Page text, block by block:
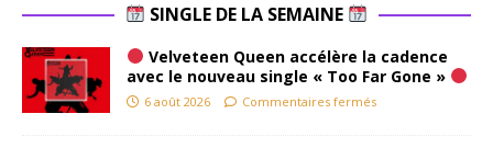
SINGLE DE LA SEMAINE
Velveteen Queen accélère la cadence
avec le nouveau single « Too Far Gone »
6 août 2026 Commentaires fermés